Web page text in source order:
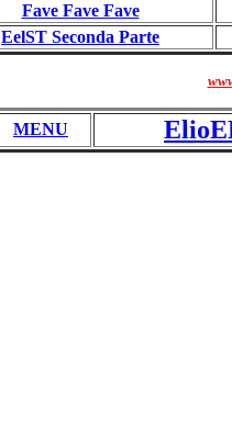
Fave Fave Fave
EelST Seconda Parte
MENU